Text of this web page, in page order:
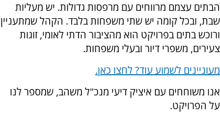
הבתים עצמם מרווחים עם מרפסות גדולות. יש מעליות
שבת, ובכל קומה יש שתי משפחות בלבד. הקהל שמתעניין
ורוכש בתים בפרויקט הוא מהציבור הדתי לאומי, זוגות
צעירים, משפרי דיור ובעלי משפחות.
מעוניינים לשמוע עוד? לחצו כאן.
אנו משוחחים עם איציק דיעי מנכ"ל משהב, שמספר לנו
על הפרויקט.